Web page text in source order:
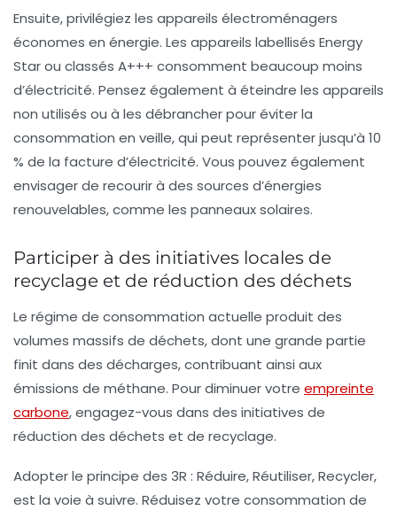
Ensuite, privilégiez les appareils électroménagers
économes en énergie. Les appareils labellisés Energy
Starou classés A+++ consomment beaucoup moins
d’électricité. Pensez également à éteindre les appareils
non utilisés ou à les débrancher pour éviter la
consommation en veille, qui peut représenter jusqu’à 10
% de la facture d’électricité. Vous pouvez également
envisager de recourir à des sources d’énergies
renouvelables, comme les panneaux solaires.
Participer à des initiatives locales de
recyclage et de réduction des déchets
Le régime de consommation actuelle produit des
volumes massifs de déchets, dont une grande partie
finit dans des décharges, contribuant ainsi aux
émissions de méthane. Pour diminuer votre empreinte
carbone, engagez-vous dans des initiatives de
réduction des déchets et de recyclage.
Adopter le principe des 3R : Réduire, Réutiliser, Recycler,
est la voie à suivre. Réduisez votre consommation de